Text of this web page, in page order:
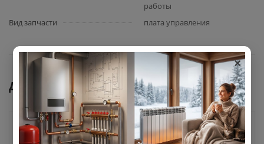
работы
Вид запчасти
плата управления
Документы
Как купить
×